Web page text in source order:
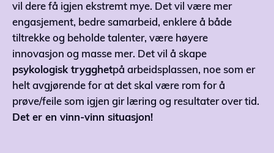
vil dere få igjen ekstremt mye. Det vil være mer
engasjement, bedre samarbeid, enklere å både
tiltrekke og beholde talenter, være høyere
innovasjon og masse mer. Det vil å skape
psykologisk trygghetpå arbeidsplassen, noe som er
helt avgjørende for at det skal være rom for å
prøve/feile som igjen gir læring og resultater over tid.
Det er en vinn-vinn situasjon!